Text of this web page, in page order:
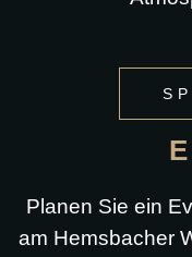
Planen Sie ein
am Hemsbacher